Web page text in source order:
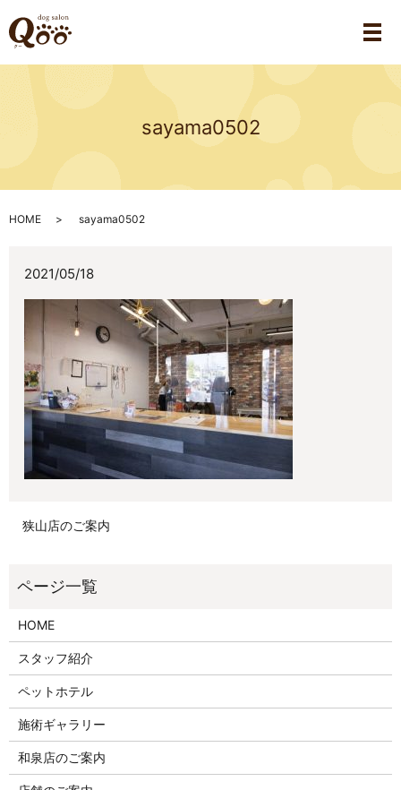
メ
sayama0502
HOME sayama0502
2021/05/18
狭山店のご案内
HOME
スタッフ紹介
ペットホテル
施術ギャラリー
和泉店のご案内